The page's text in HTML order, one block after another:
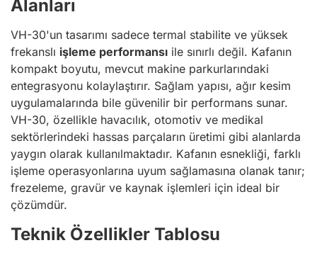
Alanları
VH-30'un tasarımı sadece termal stabilite ve yüksek
frekanslı işleme performansı ile sınırlı değil. Kafanın
kompakt boyutu, mevcut makine parkurlarındaki
entegrasyonu kolaylaştırır. Sağlam yapısı, ağır kesim
uygulamalarında bile güvenilir bir performans sunar.
VH-30, özellikle havacılık, otomotiv ve medikal
sektörlerindeki hassas parçaların üretimi gibi alanlarda
yaygın olarak kullanılmaktadır. Kafanın esnekliği, farklı
işleme operasyonlarına uyum sağlamasına olanak tanır;
frezeleme, gravür ve kaynak işlemleri için ideal bir
çözümdür.
Teknik Özellikler Tablosu